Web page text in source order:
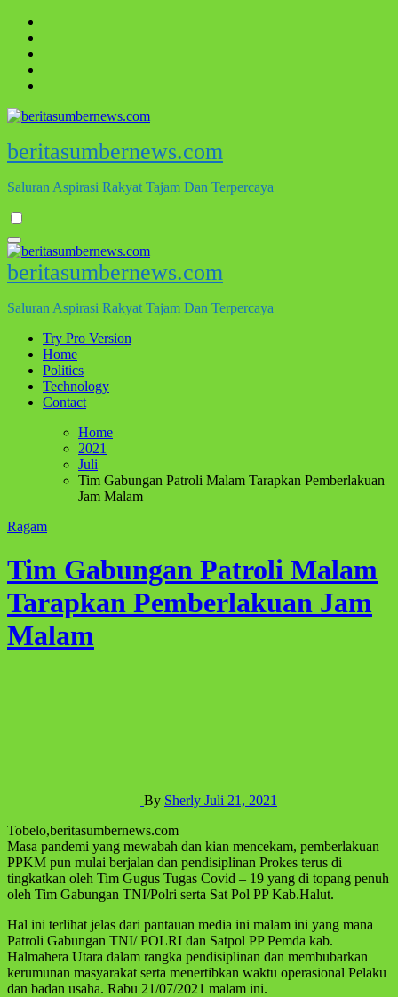
Skip
content
beritasumbernews.com
Saluran Aspirasi Rakyat Tajam Dan Terpercaya
beritasumbernews.com
Saluran Aspirasi Rakyat Tajam Dan Terpercaya
Try Pro Version
Home
Politics
Technology
Contact
Home
2021
Juli
Tim Gabungan Patroli Malam Tarapkan Pemberlakuan
Jam Malam
Ragam
Tim Gabungan Patroli Malam
Tarapkan Pemberlakuan Jam
Malam
By Sherly Juli 21, 2021
Tobelo,beritasumbernews.com
Masa pandemi yang mewabah dan kian mencekam, pemberlakuan
PPKM pun mulai berjalan dan pendisiplinan Prokes terus di
tingkatkan oleh Tim Gugus Tugas Covid – 19 yang di topang penuh
oleh Tim Gabungan TNI/Polri serta Sat Pol PP Kab.Halut.
Hal ini terlihat jelas dari pantauan media ini malam ini yang mana
Patroli Gabungan TNI/ POLRI dan Satpol PP Pemda kab.
Halmahera Utara dalam rangka pendisiplinan dan membubarkan
kerumunan masyarakat serta menertibkan waktu operasional Pelaku
dan badan usaha. Rabu 21/07/2021 malam ini.